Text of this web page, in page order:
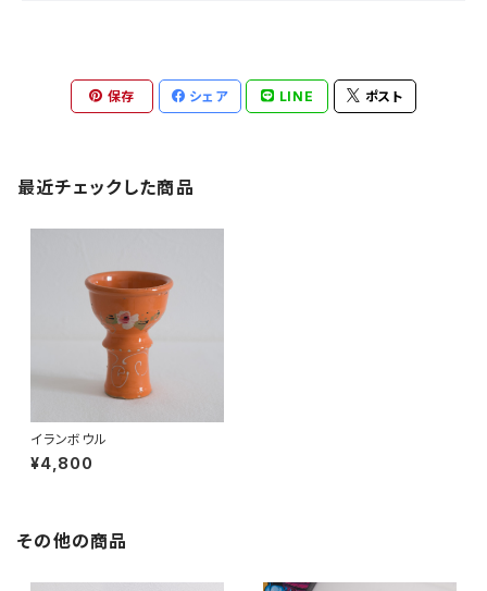
保存 シェア LINE ポスト
最近チェックした商品
イランボウル
¥4,800
その他の商品